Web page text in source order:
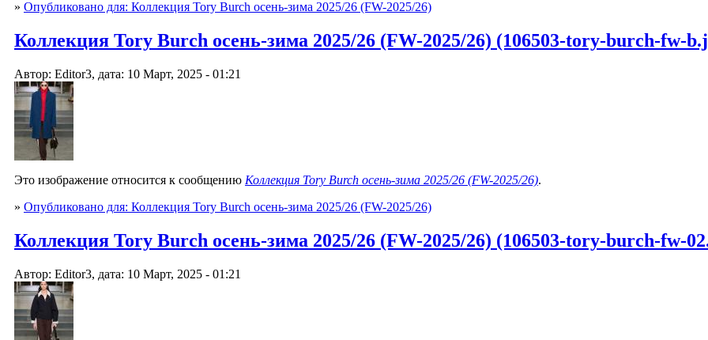
» Опубликовано для: Коллекция Tory Burch осень-зима 2025/26 (FW-2025/26)
Коллекция Tory Burch осень-зима 2025/26 (FW-2025/26) (106503-tory-burch-fw-
Автор: Editor3, дата: 10 Март, 2025 - 01:21
Это изображение относится к сообщению Коллекция Tory Burch осень-зима 2025/26 (FW-2025/26).
» Опубликовано для: Коллекция Tory Burch осень-зима 2025/26 (FW-2025/26)
Коллекция Tory Burch осень-зима 2025/26 (FW-2025/26) (106503-tory-burch-fw-
Автор: Editor3, дата: 10 Март, 2025 - 01:21